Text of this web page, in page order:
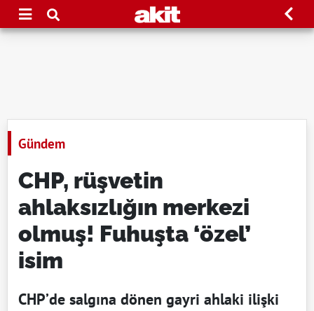
Gündem
CHP, rüşvetin
ahlaksızlığın merkezi
olmuş! Fuhuşta ‘özel’
isim
CHP’de salgına dönen gayri ahlaki ilişki